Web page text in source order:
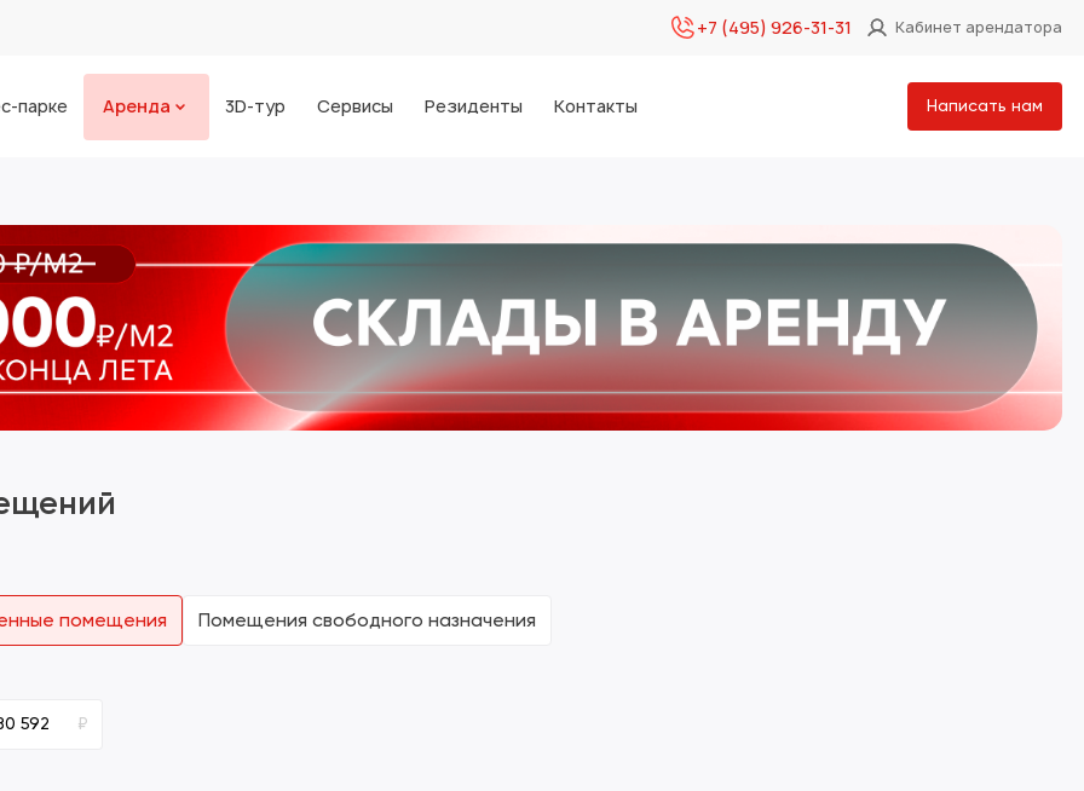
+7 (495) 926-31-31 Кабинет арендатора
парке Аренда 3D-тур Сервисы Резиденты Контакты Написать нам
помещения Помещения свободного назначения
₽